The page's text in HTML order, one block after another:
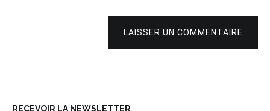
LAISSER UN COMMENTAIRE
RECEVOIR LA NEWSLETTER